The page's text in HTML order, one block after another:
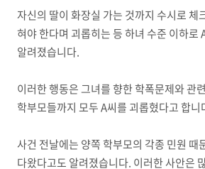
자신의 딸이 화장실 가는 것까지 수시로 체
혀야 한다며 괴롭히는 등 하녀 수준 이하로
알려졌습니다.
이러한 행동은 그녀를 향한 학폭문제와 관
학부모들까지 모두 A씨를 괴롭혔다고 합니
사건 전날에는 양쪽 학부모의 각종 민원 때
다왔다고도 알려졌습니다. 이러한 사안은